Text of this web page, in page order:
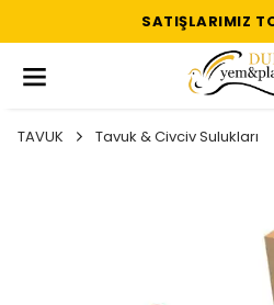
SATIŞLARIMIZ
TAVUK Tavuk & Civciv Sulukları